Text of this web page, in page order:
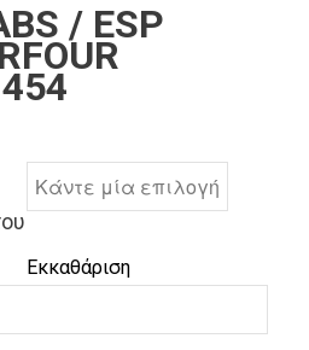
/ ESP
Εκκαθάριση